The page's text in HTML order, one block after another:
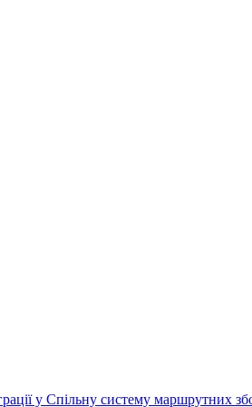
у Спільну систему маршрутних